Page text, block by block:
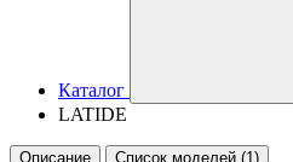
Каталог
LATIDE
Описание
Список моделей (1)